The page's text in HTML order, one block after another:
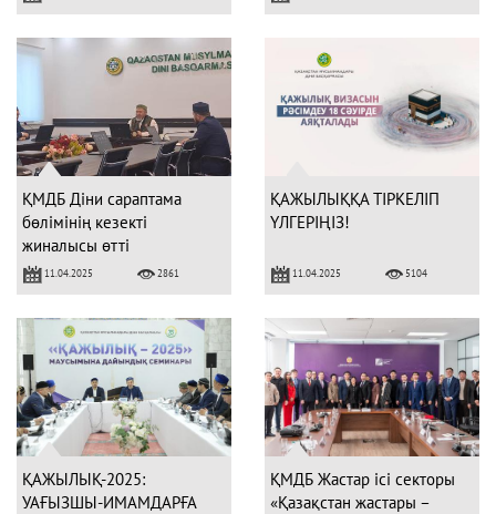
ҚМДБ Діни сараптама
бөлімінің кезекті
жиналысы өтті
11.04.2025 2861
ҚАЖЫЛЫҚҚА ТІРКЕЛІП
ҮЛГЕРІҢІЗ!
11.04.2025 5104
ҚАЖЫЛЫҚ-2025:
УАҒЫЗШЫ-ИМАМДАРҒА
ҚМДБ Жастар ісі секторы
«Қазақстан жастары –